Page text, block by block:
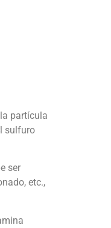
partícula
sulfuro
ser
etc.,